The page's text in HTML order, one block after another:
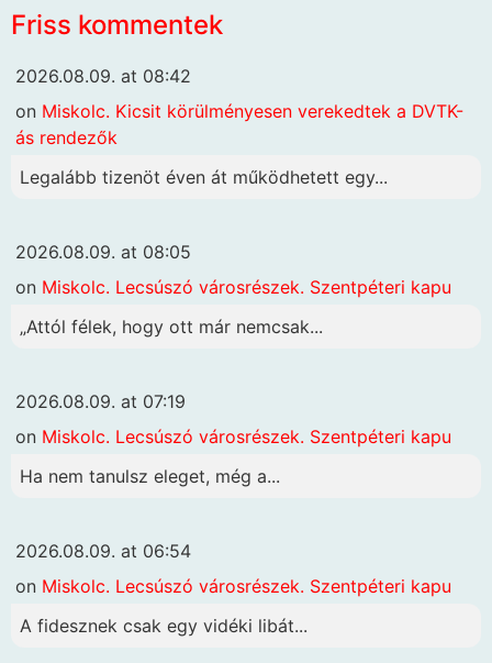
Friss kommentek
2026.08.09. at 08:42
on Miskolc. Kicsit körülményesen verekedtek a DVTK-
ás rendezők
Legalább tizenöt éven át működhetett egy...
2026.08.09. at 08:05
on Miskolc. Lecsúszó városrészek. Szentpéteri kapu
„Attól félek, hogy ott már nemcsak...
2026.08.09. at 07:19
on Miskolc. Lecsúszó városrészek. Szentpéteri kapu
Ha nem tanulsz eleget, még a...
2026.08.09. at 06:54
on Miskolc. Lecsúszó városrészek. Szentpéteri kapu
A fidesznek csak egy vidéki libát...